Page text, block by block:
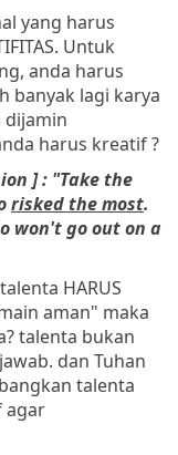
yang harus
Untuk
anda harus
banyak lagi karya
dijamin
harus kreatif ?
] : "Take the
risked the most.
won't go out on a
HARUS
aman" maka
talenta bukan
dan Tuhan
talenta
agar